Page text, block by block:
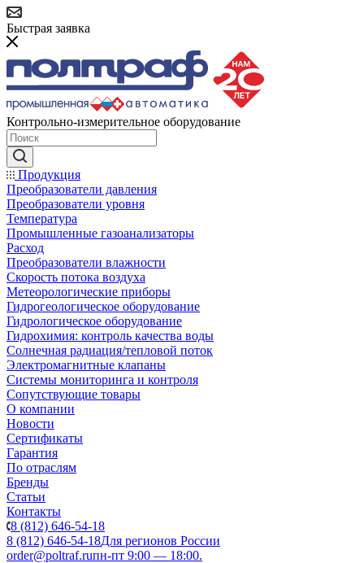
Быстрая заявка
Контрольно-измерительное оборудование
Продукция
Преобразователи давления
Преобразователи уровня
Температура
Промышленные газоанализаторы
Расход
Преобразователи влажности
Скорость потока воздуха
Метеорологические приборы
Гидрогеологическое оборудование
Гидрологическое оборудование
Гидрохимия: контроль качества воды
Солнечная радиация/тепловой поток
Электромагнитные клапаны
Системы мониторинга и контроля
Сопутствующие товары
О компании
Новости
Сертификаты
Гарантия
По отраслям
Бренды
Статьи
Контакты
8 (812) 646-54-18
8 (812) 646-54-18Для регионов России
order@poltraf.ruпн-пт 9:00 — 18:00.